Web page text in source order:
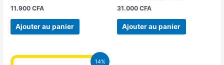
11.900CFA
Ajouter au panier
31.000 CFA
Ajouter au panier
14%
Le
Le